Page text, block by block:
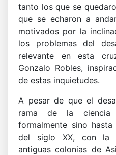
tanto los que se
que se echaron a
motivados por la
los problemas del
relevante en esta
Gonzalo Robles,
de estas inquietudes.
A pesar de que el
rama de la ciencia
formalmente sino
del siglo XX, con la
antiguas colonias de